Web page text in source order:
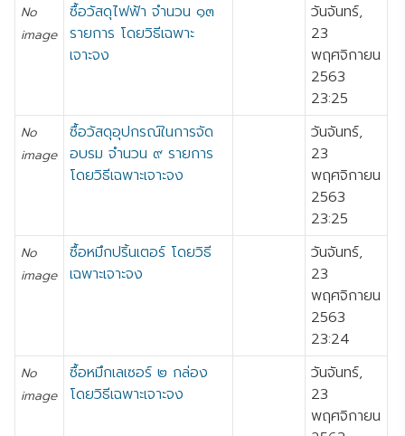
No
image
ซื้อวัสดุไฟฟ้า จำนวน ๑๓
รายการ โดยวิธีเฉพาะ
เจาะจง
วันจันทร์,
23
พฤศจิกายน
2563
23:25
No
image
ซื้อวัสดุอุปกรณ์ในการจัด
อบรม จำนวน ๙ รายการ
โดยวิธีเฉพาะเจาะจง
วันจันทร์,
23
พฤศจิกายน
2563
23:25
No
image
ซื้อหมึกปริ้นเตอร์ โดยวิธี
เฉพาะเจาะจง
วันจันทร์,
23
พฤศจิกายน
2563
23:24
No
image
ซื้อหมึกเลเซอร์ ๒ กล่อง
โดยวิธีเฉพาะเจาะจง
วันจันทร์,
23
พฤศจิกายน